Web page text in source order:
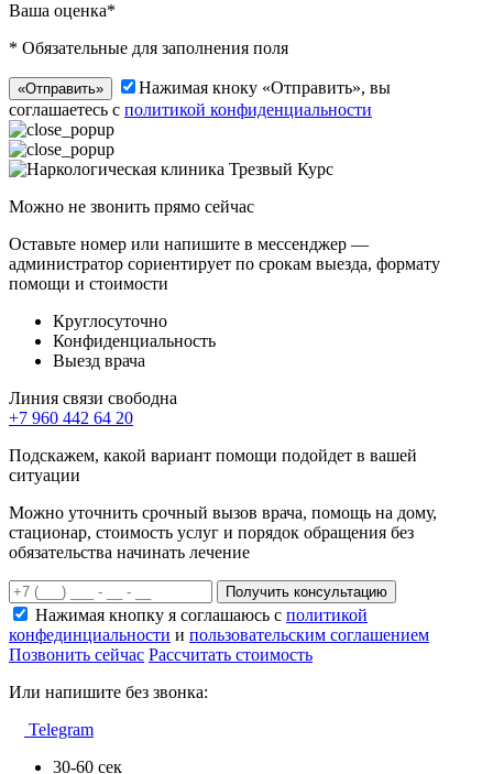
Ваша оценка*
* Обязательные для заполнения поля
«Отправить»
Нажимая кноку «Отправить», вы
соглашаетесь с политикой конфиденциальности
Можно не звонить прямо сейчас
Оставьте номер или напишите в мессенджер —
администратор сориентирует по срокам выезда, формату
помощи и стоимости
Круглосуточно
Конфиденциальность
Выезд врача
Линия связи свободна
+7 960 442 64 20
Подскажем, какой вариант помощи подойдет в вашей
ситуации
Можно уточнить срочный вызов врача, помощь на дому,
стационар, стоимость услуг и порядок обращения без
обязательства начинать лечение
Получить консультацию
Нажимая кнопку я соглашаюсь с политикой
конфединциальности и пользовательским соглашением
Позвонить сейчас Рассчитать стоимость
Или напишите без звонка:
Telegram
30-60 сек